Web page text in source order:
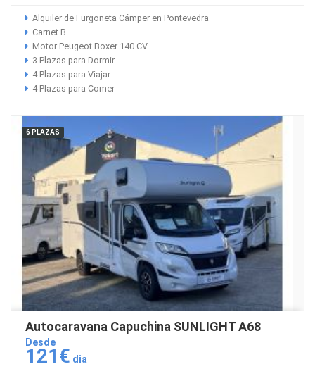
Alquiler de Furgoneta Cámper en Pontevedra
Carnet B
Motor Peugeot Boxer 140 CV
3 Plazas para Dormir
4 Plazas para Viajar
4 Plazas para Comer
6 PLAZAS
Autocaravana Capuchina SUNLIGHT A68
Desde
121€ dia